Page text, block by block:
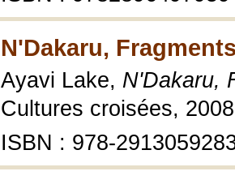
N'Dakaru,
Ayavi Lake, N'Dakaru,
Cultures croisées, 2008
ISBN : 978-